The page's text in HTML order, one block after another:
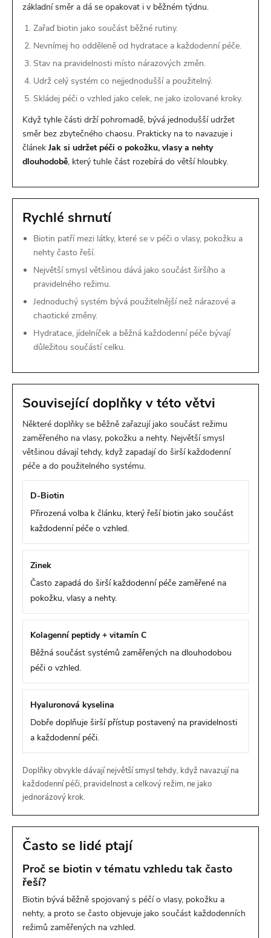
základní směr a dá se opakovat i v běžném týdnu.
Zařaď biotin jako součást běžné rutiny.
Nevnímej ho odděleně od hydratace a každodenní péče.
Stav na pravidelnosti místo nárazových změn.
Udrž celý systém co nejjednodušší a použitelný.
Skládej péči o vzhled jako celek, ne jako izolované kroky.
Když tyhle části drží pohromadě, bývá jednodušší udržet
směr bez zbytečného chaosu. Prakticky na to navazuje i
článek Jak si udržet péči o pokožku, vlasy a nehty
dlouhodobě, který tuhle část rozebírá do větší hloubky.
Rychlé shrnutí
Biotin patří mezi látky, které se v péči o vlasy, pokožku a
nehty často řeší.
Největší smysl většinou dává jako součást širšího a
pravidelného režimu.
Jednoduchý systém bývá použitelnější než nárazové a
chaotické změny.
Hydratace, jídelníček a běžná každodenní péče bývají
důležitou součástí celku.
Související doplňky v této větvi
Některé doplňky se běžně zařazují jako součást režimu
zaměřeného na vlasy, pokožku a nehty. Největší smysl
většinou dávají tehdy, když zapadají do širší každodenní
péče a do použitelného systému.
D-Biotin
Přirozená volba k článku, který řeší biotin jako součást
každodenní péče o vzhled.
Zinek
Často zapadá do širší každodenní péče zaměřené na
pokožku, vlasy a nehty.
Kolagenní peptidy + vitamín C
Běžná součást systémů zaměřených na dlouhodobou
péči o vzhled.
Hyaluronová kyselina
Dobře doplňuje širší přístup postavený na pravidelnosti
a každodenní péči.
Doplňky obvykle dávají největší smysl tehdy, když navazují na
každodenní péči, pravidelnost a celkový režim, ne jako
jednorázový krok.
Často se lidé ptají
Proč se biotin v tématu vzhledu tak často
řeší?
Biotin bývá běžně spojovaný s péčí o vlasy, pokožku a
nehty, a proto se často objevuje jako součást každodenních
režimů zaměřených na vzhled.